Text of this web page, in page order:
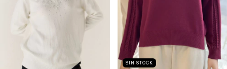
SIN STOCK